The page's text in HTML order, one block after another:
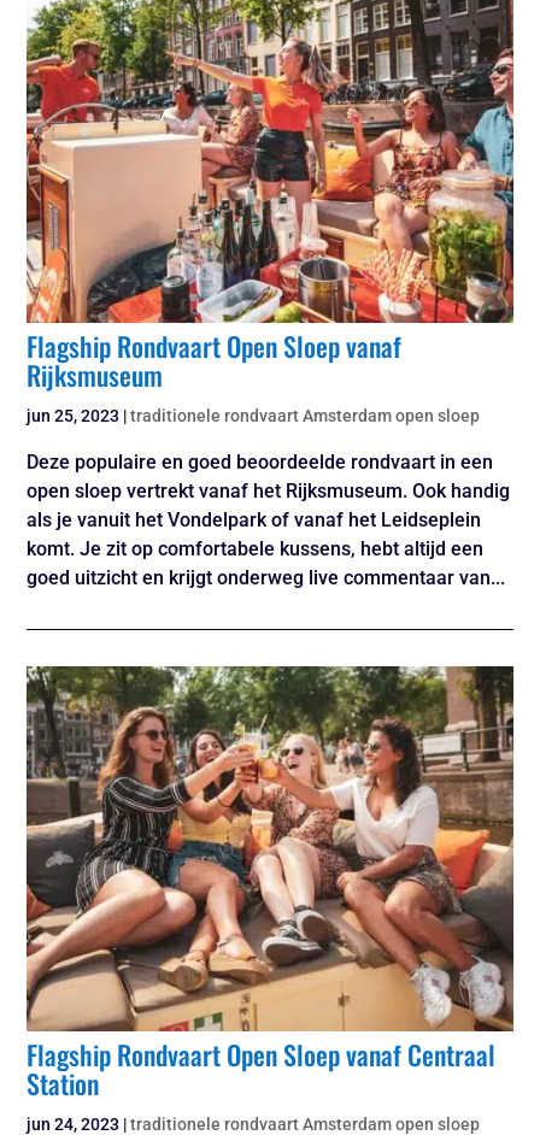
Flagship Rondvaart Open Sloep vanaf
Rijksmuseum
jun 25, 2023 |traditionele rondvaart Amsterdam open sloep
Deze populaire en goed beoordeelde rondvaart in een
open sloep vertrekt vanaf het Rijksmuseum. Ook handig
als je vanuit het Vondelpark of vanaf het Leidseplein
komt. Je zit op comfortabele kussens, hebt altijd een
goed uitzicht en krijgt onderweg live commentaar van...
Flagship Rondvaart Open Sloep vanaf Centraal
Station
jun 24, 2023 |traditionele rondvaart Amsterdam open sloep